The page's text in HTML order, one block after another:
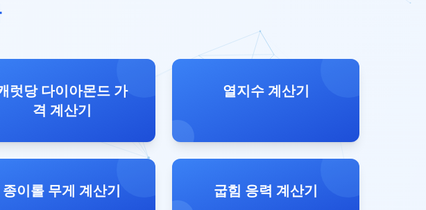
럿당 다이아몬드 가
격 계산기
열지수 계산기
종이롤 무게 계산기 굽힘 응력 계산기